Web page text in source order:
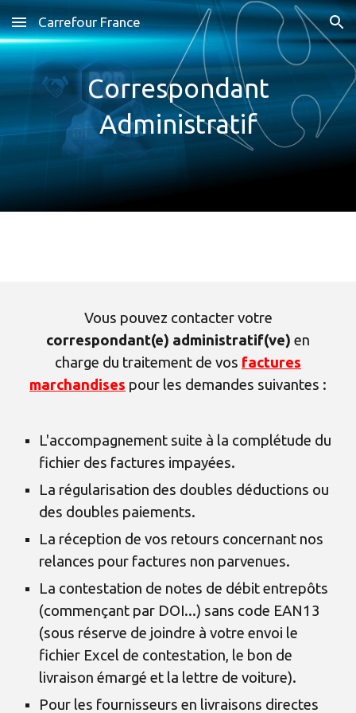
Skip to main content Skip to navigation
Carrefour France
Correspondant
Administratif
Vous pouvez contacter votre
correspondant(e) administratif(ve) en
charge du traitement de vos factures
marchandises pour les demandes suivantes :
L'accompagnement suite à la complétude du
fichier des factures impayées.
La régularisation des doubles déductions ou
des doubles paiements.
La réception de vos retours concernant nos
relances pour factures non parvenues.
La contestation de notes de débit entrepôts
(commençant par DOI...) sans code EAN13
(sous réserve de joindre à votre envoi le
fichier Excel de contestation, le bon de
livraison émargé et la lettre de voiture).
Pour les fournisseurs en livraisons directes